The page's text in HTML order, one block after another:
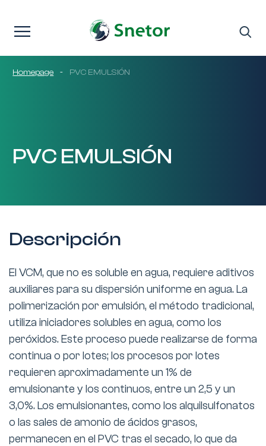
Homepage - PVC EMULSIÓN
PVC EMULSIÓN
Descripción
El VCM, que no es soluble en agua, requiere aditivos
auxiliares para su dispersión uniforme en agua. La
polimerización por emulsión, el método tradicional,
utiliza iniciadores solubles en agua, como los
peróxidos. Este proceso puede realizarse de forma
continua o por lotes; los procesos por lotes
requieren aproximadamente un 1% de
emulsionante y los continuos, entre un 2,5 y un
3,0%. Los emulsionantes, como los alquilsulfonatos
o las sales de amonio de ácidos grasos,
permanecen en el PVC tras el secado, lo que da